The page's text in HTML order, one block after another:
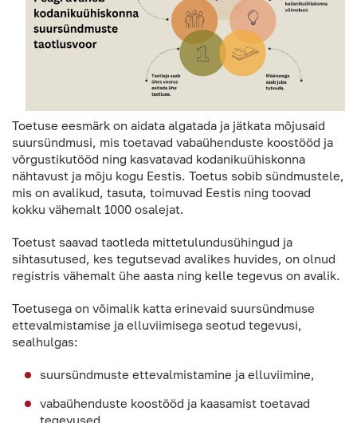
Toetuse eesmärk on aidata algatada ja jätkata mõjusaid
suursündmusi, mis toetavad vabaühenduste koostööd ja
võrgustikutööd ning kasvatavad kodanikuühiskonna
nähtavust ja mõju kogu Eestis. Toetus sobib sündmustele,
mis on avalikud, tasuta, toimuvad Eestis ning toovad
kokku vähemalt 1000 osalejat.
Toetust saavad taotleda mittetulundusühingud ja
sihtasutused, kes tegutsevad avalikes huvides, on olnud
registris vähemalt ühe aasta ning kelle tegevus on avalik.
Toetusega on võimalik katta erinevaid suursündmuse
ettevalmistamise ja elluviimisega seotud tegevusi,
sealhulgas:
suursündmuste ettevalmistamine ja elluviimine,
vabaühenduste koostööd ja kaasamist toetavad
tegevused,